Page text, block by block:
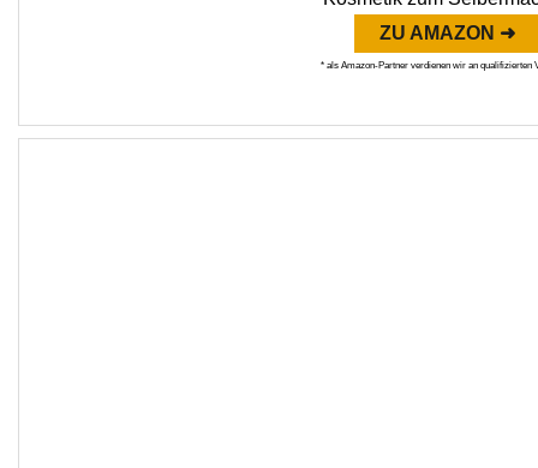
ZU AMAZON ➜
* als Amazon-Partner verdienen wir an qualifizierten